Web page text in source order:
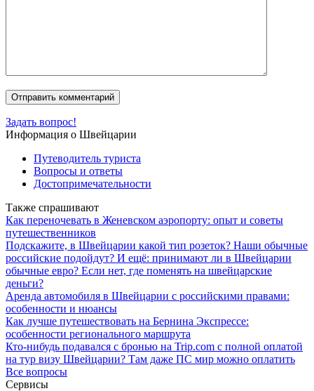
Задать вопрос!
Информация о Швейцарии
Путеводитель туриста
Вопросы и ответы
Достопримечательности
Также спрашивают
Как переночевать в Женевском аэропорту: опыт и советы
путешественников
Подскажите, в Швейцарии какой тип розеток? Наши обычные
российские подойдут? И ещё: принимают ли в Швейцарии
обычные евро? Если нет, где поменять на швейцарские
деньги?
Аренда автомобиля в Швейцарии с российскими правами:
особенности и нюансы
Как лучше путешествовать на Бернина Экспрессе:
особенности регионального маршрута
Кто-нибудь подавался с бронью на Trip.com с полной оплатой
на тур визу Швейцарии? Там даже ПС мир можно оплатить
Все вопросы
Сервисы